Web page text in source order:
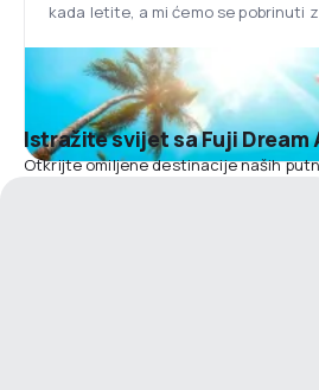
kada letite, a mi ćemo se pobrinuti
Istražite svijet sa Fuji Dream
Otkrijte omiljene destinacije naših